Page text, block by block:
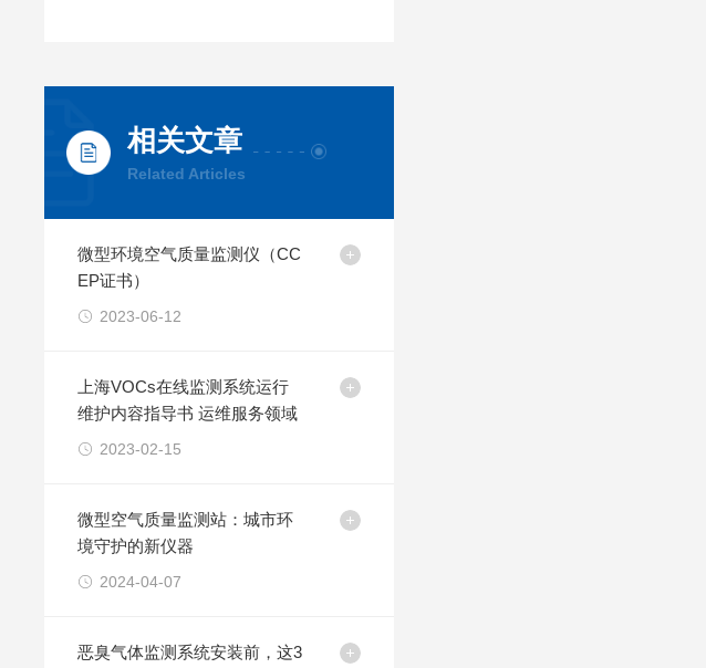
相关文章
Related Articles
微型环境空气质量监测仪（CC
EP证书）
2023-06-12
上海VOCs在线监测系统运行
维护内容指导书 运维服务领域
2023-02-15
微型空气质量监测站：城市环
境守护的新仪器
2024-04-07
恶臭气体监测系统安装前，这3